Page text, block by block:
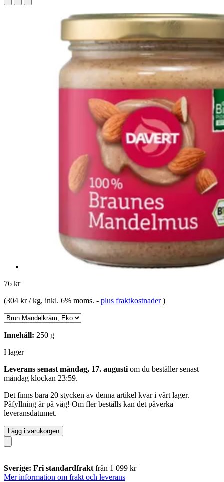
76 kr
(304 kr / kg, inkl. 6% moms. - plus fraktkostnader )
Innehåll: 250 g
I lager
Leverans senast måndag, 17. augusti om du beställer senast
måndag klockan 23:59.
Det finns bara 20 stycken av denna artikel kvar i vårt lager.
Påfyllning är på väg! Om fler beställs kan det påverka
leveransdatumet.
Lägg i varukorgen
Sverige: Fri standardfrakt från 1 099 kr
Mer information om frakt och leverans